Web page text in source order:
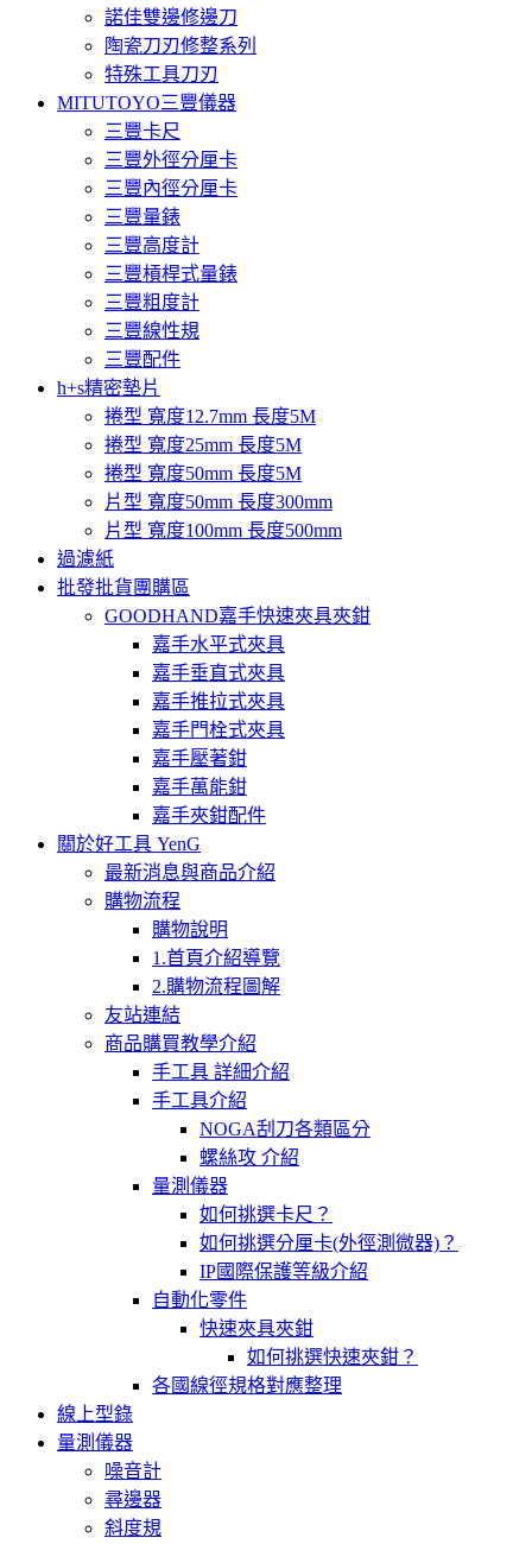
諾佳雙邊修邊刀
陶瓷刀刃修整系列
特殊工具刀刃
MITUTOYO三豐儀器
三豐卡尺
三豐外徑分厘卡
三豐內徑分厘卡
三豐量錶
三豐高度計
三豐槓桿式量錶
三豐粗度計
三豐線性規
三豐配件
h+s精密墊片
捲型 寬度12.7mm 長度5M
捲型 寬度25mm 長度5M
捲型 寬度50mm 長度5M
片型 寬度50mm 長度300mm
片型 寬度100mm 長度500mm
過濾紙
批發批貨團購區
GOODHAND嘉手快速夾具夾鉗
嘉手水平式夾具
嘉手垂直式夾具
嘉手推拉式夾具
嘉手門栓式夾具
嘉手壓著鉗
嘉手萬能鉗
嘉手夾鉗配件
關於好工具 YenG
最新消息與商品介紹
購物流程
購物說明
1.首頁介紹導覽
2.購物流程圖解
友站連結
商品購買教學介紹
手工具 詳細介紹
手工具介紹
NOGA刮刀各類區分
螺絲攻 介紹
量測儀器
如何挑選卡尺？
如何挑選分厘卡(外徑測微器)？
IP國際保護等級介紹
自動化零件
快速夾具夾鉗
如何挑選快速夾鉗？
各國線徑規格對應整理
線上型錄
量測儀器
噪音計
尋邊器
斜度規